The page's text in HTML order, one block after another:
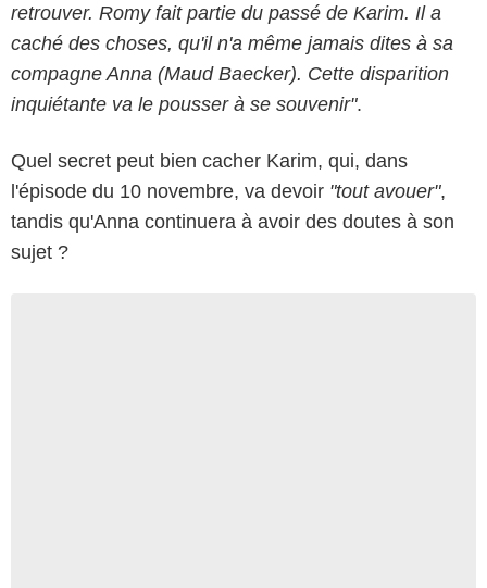
retrouver. Romy fait partie du passé de Karim. Il a
caché des choses, qu'il n'a même jamais dites à sa
compagne Anna (Maud Baecker). Cette disparition
inquiétante va le pousser à se souvenir".
Quel secret peut bien cacher Karim, qui, dans
l'épisode du 10 novembre, va devoir "tout avouer",
tandis qu'Anna continuera à avoir des doutes à son
sujet ?